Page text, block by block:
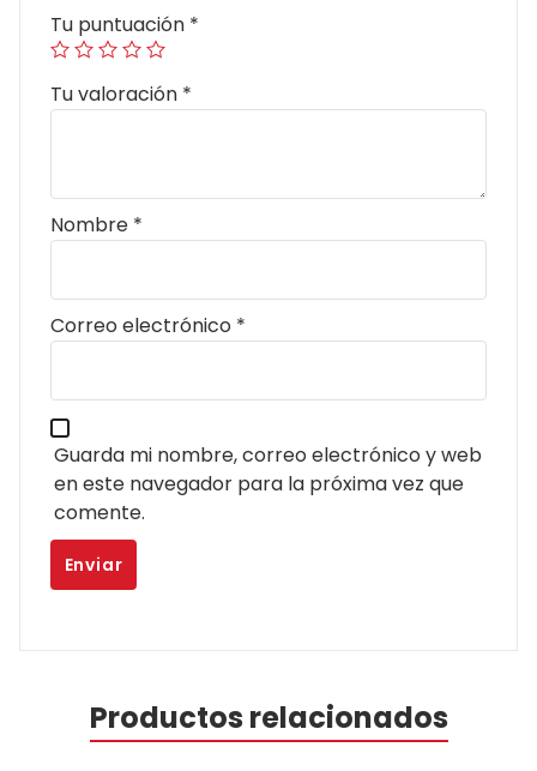
Tu puntuación *
Tu valoración *
Nombre *
Correo electrónico *
Guarda mi nombre, correo electrónico y web
en este navegador para la próxima vez que
comente.
Productos relacionados